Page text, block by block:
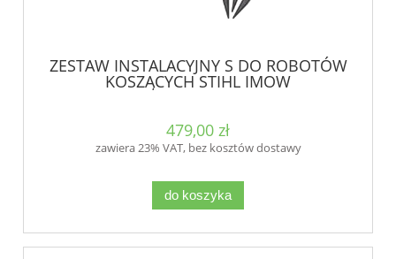
ZESTAW INSTALACYJNY S DO ROBOTÓW
KOSZĄCYCH STIHL IMOW
479,00 zł
zawiera 23% VAT, bez kosztów dostawy
do koszyka